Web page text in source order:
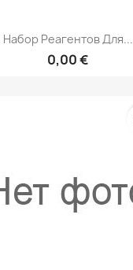
Набор Реагентов Для...
0,00 €